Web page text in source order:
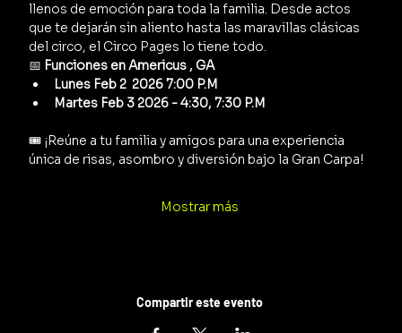
llenos de emoción para toda la familia. Desde actos
que te dejarán sin aliento hasta las maravillas clásicas
del circo, el Circo Pages lo tiene todo.
📅 Funciones en Americus , GA
Lunes Feb 2  2026 7:00 P.M
Martes Feb 3 2026 - 4:30, 7:30 P.M
🎟️ ¡Reúne a tu familia y amigos para una experiencia
única de risas, asombro y diversión bajo la Gran Carpa!
Mostrar más
Compartir este evento